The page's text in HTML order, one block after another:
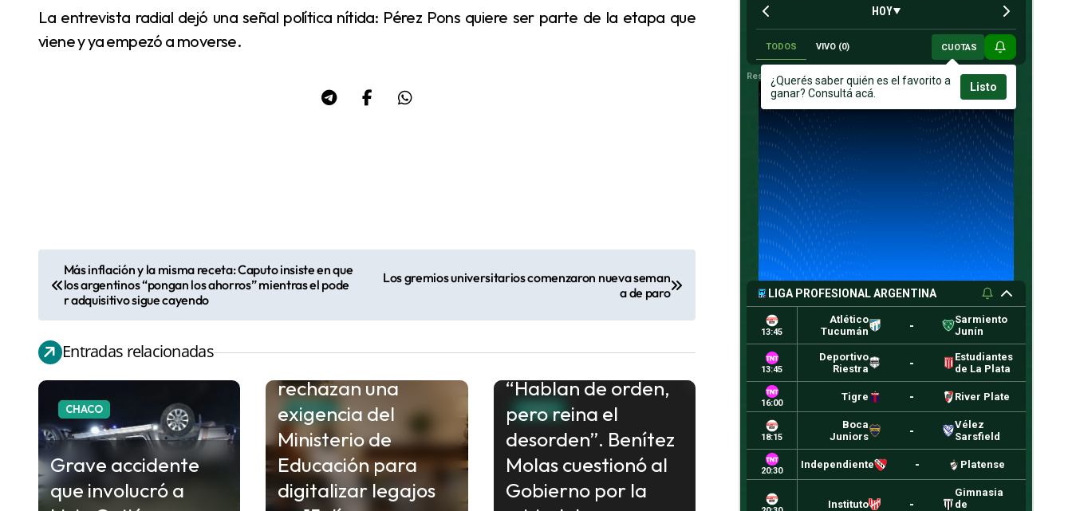
La entrevista radial dejó una señal política nítida: Pérez Pons quiere ser parte de la etapa que
viene y ya empezó a moverse.
v
e
c
i
ó
n
Más inflación y la misma receta: Caputo insiste en que
los argentinos “pongan los ahorros” mientras el pode
r adquisitivo sigue cayendo
Los gremios universitarios comenzaron nueva seman
a de paro
Entradas relacionadas
CHACO
Grave accidente
que involucró a
CHACO
rechazan una
exigencia del
Ministerio de
Educación para
digitalizar legajos
CHACO
“Hablan de orden,
pero reina el
desorden”. Benítez
Molas cuestionó al
Gobierno por la